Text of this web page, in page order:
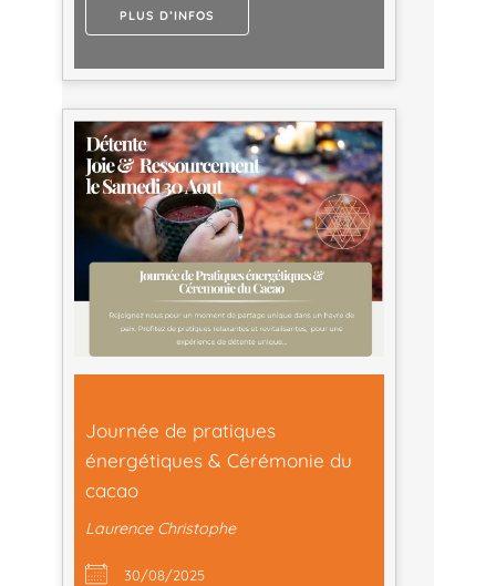
PLUS D’INFOS
Journée de pratiques
énergétiques & Cérémonie du
cacao
Laurence Christophe
30/08/2025